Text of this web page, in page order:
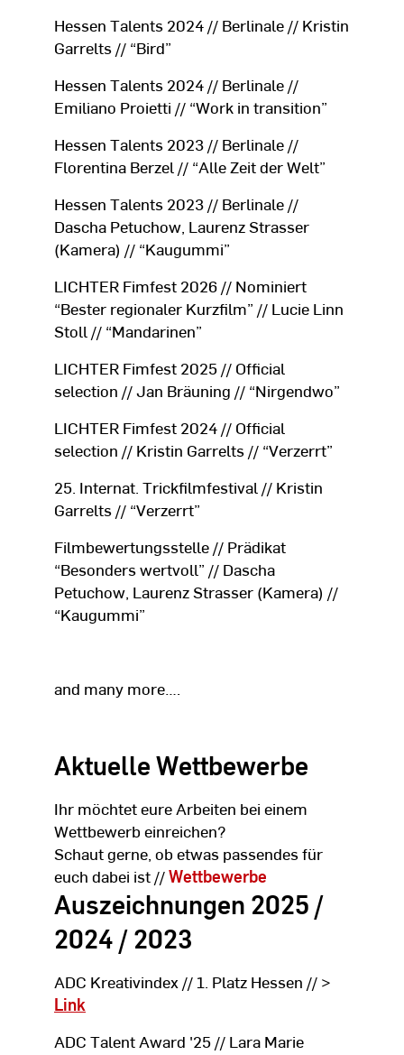
Hessen Talents 2024 // Berlinale // Kristin
Garrelts // “Bird”
Hessen Talents 2024 // Berlinale //
Emiliano Proietti // “Work in transition”
Hessen Talents 2023 // Berlinale //
Florentina Berzel // “Alle Zeit der Welt”
Hessen Talents 2023 // Berlinale //
Dascha Petuchow, Laurenz Strasser
(Kamera) // “Kaugummi”
LICHTER Fimfest 2026 // Nominiert
“Bester regionaler Kurzfilm” // Lucie Linn
Stoll // “Mandarinen”
LICHTER Fimfest 2025 // Official
selection // Jan Bräuning // “Nirgendwo”
LICHTER Fimfest 2024 // Official
selection // Kristin Garrelts // “Verzerrt”
25. Internat. Trickfilmfestival // Kristin
Garrelts // “Verzerrt”
Filmbewertungsstelle // Prädikat
“Besonders wertvoll” // Dascha
Petuchow, Laurenz Strasser (Kamera) //
“Kaugummi”
and many more….
Aktuelle Wettbewerbe
Ihr möchtet eure Arbeiten bei einem
Wettbewerb einreichen?
Schaut gerne, ob etwas passendes für
euch dabei ist //Wettbewerbe
Auszeichnungen 2025 /
2024 / 2023
ADC Kreativindex // 1. Platz Hessen // >
Link
ADC Talent Award '25 // Lara Marie